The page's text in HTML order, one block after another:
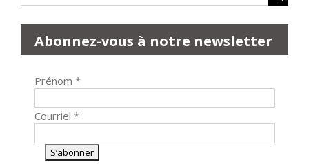
Abonnez-vous à notre newsletter
Prénom *
Courriel *